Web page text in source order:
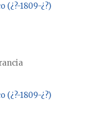
(¿?-1809-¿?)
(¿?-1809-¿?)